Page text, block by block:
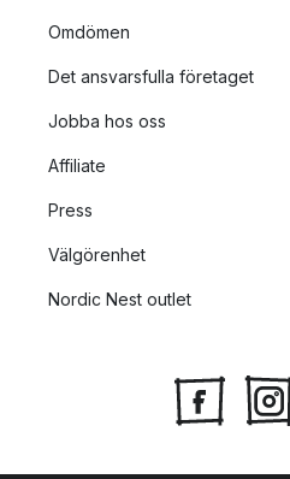
Omdömen
Det ansvarsfulla företaget
Jobba hos oss
Affiliate
Press
Välgörenhet
Nordic Nest outlet